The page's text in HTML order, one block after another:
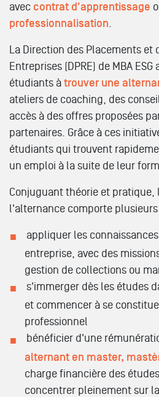
avec contrat d'apprentissage
professionnalisation.
La Direction des Placements et
Entreprises (DPRE) de MBA
étudiants à trouver une
ateliers de coaching, des
accès à des offres proposées
partenaires. Grâce à ces
étudiants qui trouvent
un emploi à la suite de leur
Conjuguant théorie et pratique,
l'alternance comporte plusieurs
appliquer les
entreprise, avec des
gestion de collections ou
s'immerger dès les études
et commencer à se
professionnel
bénéficier d'une
alternant en master,
charge financière des
concentrer pleinement sur